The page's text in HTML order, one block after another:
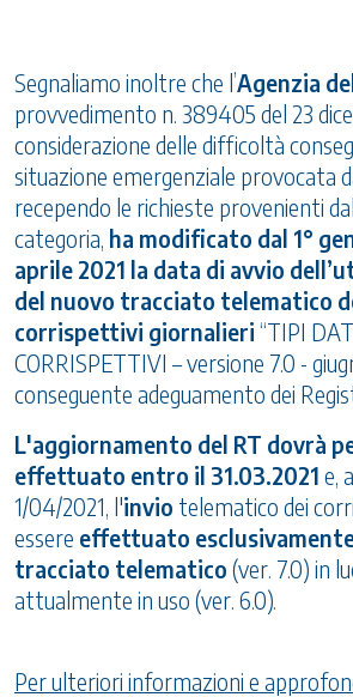
Segnaliamo inoltre che l’Agenzia
provvedimento n. 389405 del 23
considerazione delle difficoltà
situazione emergenziale provocata
recependo le richieste provenienti
categoria, ha modificato dal 1°
aprile 2021 la data di avvio
del nuovo tracciato telematico
corrispettivi giornalieri “TIPI
CORRISPETTIVI – versione 7.0 -
conseguente adeguamento dei
L'aggiornamento del RT dovrà
effettuato entro il 31.03.2021 e,
1/04/2021, l'invio telematico dei
essere effettuato
tracciato telematico (ver. 7.0) in
attualmente in uso (ver. 6.0).
Per ulteriori informazioni e